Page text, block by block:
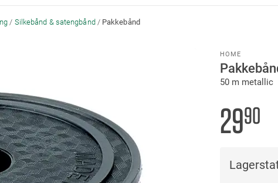
Silkebånd & satengbånd Pakkebånd
HOME
50 m metallic
2990